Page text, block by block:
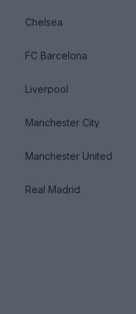
Chelsea
FC Barcelona
Liverpool
Manchester City
Manchester United
Real Madrid